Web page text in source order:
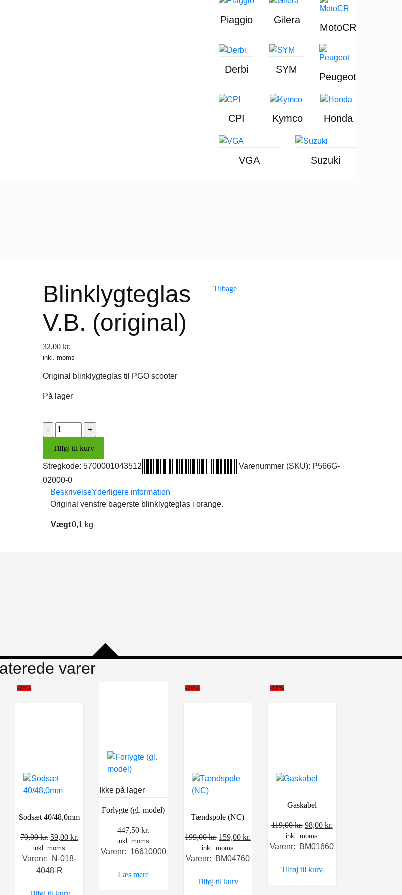
Piaggio Gilera
MotoCR
Derbi SYM
Peugeot
CPI Kymco Honda
VGA Suzuki
Blinklygteglas
V.B. (original)
Tilbage
32,00 kr.
inkl. moms
Original blinklygteglas til PGO scooter
På lager
Blinklygteglas
V.B.
(original)
antal
Tilføj til kurv
Stregkode: 5700001043512 Varenummer (SKU): P566G-
02000-0
BeskrivelseYderligere information
Original venstre bagerste blinklygteglas i orange.
Vægt0,1 kg
varer
-25%
Sodsæt 40/48,0mm
79,00kr. Den
oprindelige
pris
var:
59,00kr.
aktuelle
inkl. moms
Varenr: N-018-
4048-R
Ikke på lager
Forlygte (gl. model)
447,50kr.
inkl. moms
Varenr: 16610000
Læs mere
-20%
Tændspole (NC)
199,00kr. Den
oprindelige
pris
199,00 kr..
159,00 kr.Den
aktuelle
inkl. moms
Varenr: BM04760
Tilføj til kurv
-18%
Gaskabel
119,00kr. Den
oprindelige
pris
119,00 kr..
98,00 kr.Den
pris
inkl. moms
Varenr: BM01660
Tilføj til kurv